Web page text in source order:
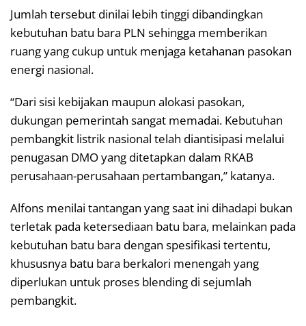
Jumlah tersebut dinilai lebih tinggi dibandingkan
kebutuhan batu bara PLN sehingga memberikan
ruang yang cukup untuk menjaga ketahanan pasokan
energi nasional.
“Dari sisi kebijakan maupun alokasi pasokan,
dukungan pemerintah sangat memadai. Kebutuhan
pembangkit listrik nasional telah diantisipasi melalui
penugasan DMO yang ditetapkan dalam RKAB
perusahaan-perusahaan pertambangan,” katanya.
Alfons menilai tantangan yang saat ini dihadapi bukan
terletak pada ketersediaan batu bara, melainkan pada
kebutuhan batu bara dengan spesifikasi tertentu,
khususnya batu bara berkalori menengah yang
diperlukan untuk proses blending di sejumlah
pembangkit.